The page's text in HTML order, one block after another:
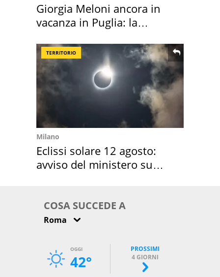
Giorgia Meloni ancora in
vacanza in Puglia: la
TERRITORIO
Milano
Eclissi solare 12 agosto:
avviso del ministero su